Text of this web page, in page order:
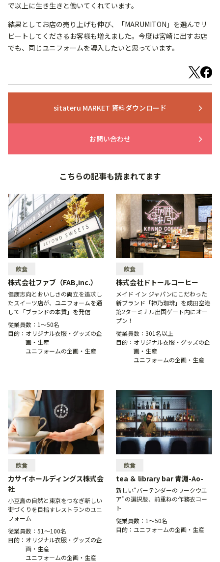
で以上に生き生きと働いてくれています。
結果としてお店の売り上げも伸び、「MARUMITON」を選んでリ
ピートしてくださるお客様も増えました。今度は宮崎に出すお店
でも、同じユニフォームを導入したいと思っています。
sitateru MARKET 資料ダウンロード arrow_forward_ios
お問い合わせ arrow_forward_ios
こちらの記事も読まれてます
飲食
株式会社ファブ（FAB,inc.）
健康志向とおいしさの両立を追求し
たスイーツ店が、ユニフォームを通
して「ブランドの本質」を発信
従業員数： 1〜50名
目的： オリジナル衣服・グッズの企
画・生産
ユニフォームの企画・生産
飲食
株式会社ドトールコーヒー
メイド イン ジャパンにこだわった
新ブランド「神乃珈琲」を成田空港
第2ターミナル出国ゲート内にオー
プン！
従業員数： 301名以上
目的： オリジナル衣服・グッズの企
画・生産
ユニフォームの企画・生産
飲食
カサイホールディングス株式会
社
小豆島の自然と東京をつなぎ新しい
街づくりを目指すレストランのユニ
フォーム
従業員数： 51〜100名
目的： オリジナル衣服・グッズの企
画・生産
ユニフォームの企画・生産
飲食
tea ＆ library bar 青淵-Ao-
新しい“バーテンダーのワークウエ
ア”の選択肢、前重ねの作務衣コー
ト
従業員数： 1〜50名
目的： ユニフォームの企画・生産